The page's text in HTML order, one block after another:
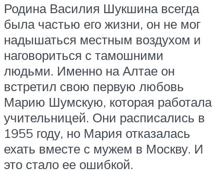
Родина Василия Шукшина всегда
была частью его жизни, он не мог
надышаться местным воздухом и
наговориться с тамошними
людьми. Именно на Алтае он
встретил свою первую любовь
Марию Шумскую, которая работала
учительницей. Они расписались в
1955 году, но Мария отказалась
ехать вместе с мужем в Москву. И
это стало ее ошибкой.